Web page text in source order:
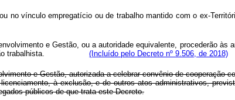
no vínculo empregatício ou de trabalho mantido com o ex-
e Gestão, ou a autoridade equivalente, procederão
trabalhista. (Incluído pelo Decreto nº 9.506, de 2018)
e Gestão, autorizada a celebrar convênio de cooperação
à exclusão, e de outros atos administrativos,
públicos de que trata este Decreto.